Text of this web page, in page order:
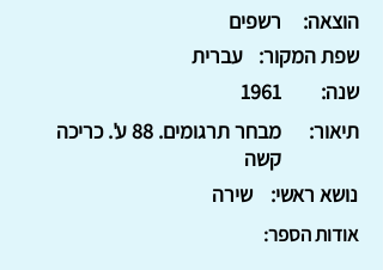
רשפים
הוצאה:
עברית
שפת המקור:
1961
שנה:
מבחר תרגומים. 88 ע'. כריכה
קשה
תיאור:
שירה נושא ראשי:
אודות הספר: